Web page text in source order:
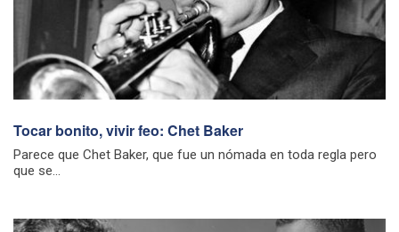
Tocar bonito, vivir feo: Chet Baker
Parece que Chet Baker, que fue un nómada en toda regla pero
que se...